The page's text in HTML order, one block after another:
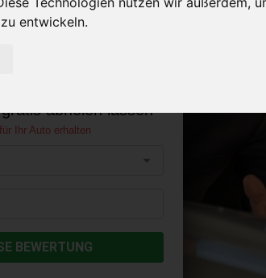
entwickeln.
Mecklenburg-
abholen lassen
Ihr Auto erhalten
BEWERTUNG